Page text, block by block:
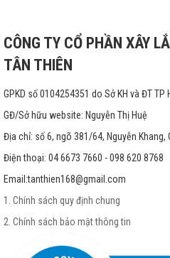
CÔNG TY CỔ PHẦN XÂY
TÂN THIÊN
GPKD số 0104254351 do Sở KH và ĐT
GĐ/Sở hữu website: Nguyễn Thị Huệ
Địa chỉ: số 6, ngõ 381/64, Nguyễn Khang,
Điện thoại: 04 6673 7660 - 098 620 8768
Email:tanthien168@gmail.com
1. Chính sách quy định chung
2. Chính sách bảo mật thông tin